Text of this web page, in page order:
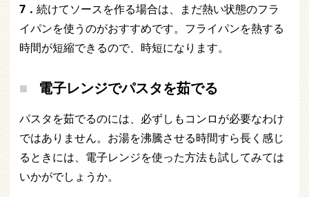
7． 続けてソースを作る場合は、まだ熱い状態のフラ
イパンを使うのがおすすめです。フライパンを熱する
時間が短縮できるので、時短になります。
電子レンジでパスタを茹でる
パスタを茹でるのには、必ずしもコンロが必要なわけ
ではありません。お湯を沸騰させる時間すら長く感じ
るときには、電子レンジを使った方法も試してみては
いかがでしょうか。